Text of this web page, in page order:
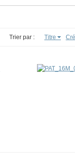
Trier par : Titre